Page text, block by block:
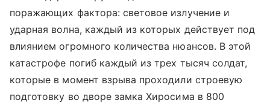
поражающих фактора: световое излучение и
ударная волна, каждый из которых действует под
влиянием огромного количества нюансов. В этой
катастрофе погиб каждый из трех тысяч солдат,
которые в момент взрыва проходили строевую
подготовку во дворе замка Хиросима в 800